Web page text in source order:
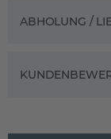
ABHOLUNG /